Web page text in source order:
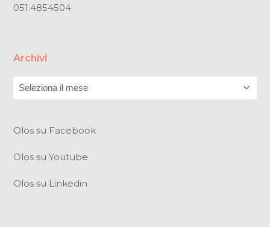
051.4854504
Archivi
Archivi
Olos su Facebook
Olos su Youtube
Olos su Linkedin